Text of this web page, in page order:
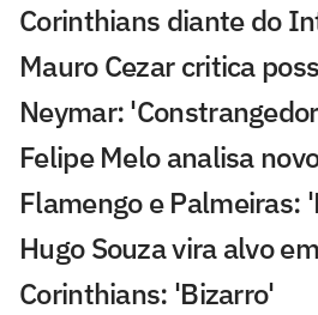
Corinthians diante do
Mauro Cezar critica
Neymar:
Felipe Melo analisa
Flamengo e Palmeiras:
Hugo Souza vira alvo
Corinthians: 'Bizarro'